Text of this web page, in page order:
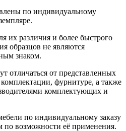
по индивидуальному
их различия и более быстрого
образцов не являются
знаком.
отличаться от представленных
комплектации, фурнитуре, а также
комплектующих и
по индивидуальному заказу
по возможности её применения.